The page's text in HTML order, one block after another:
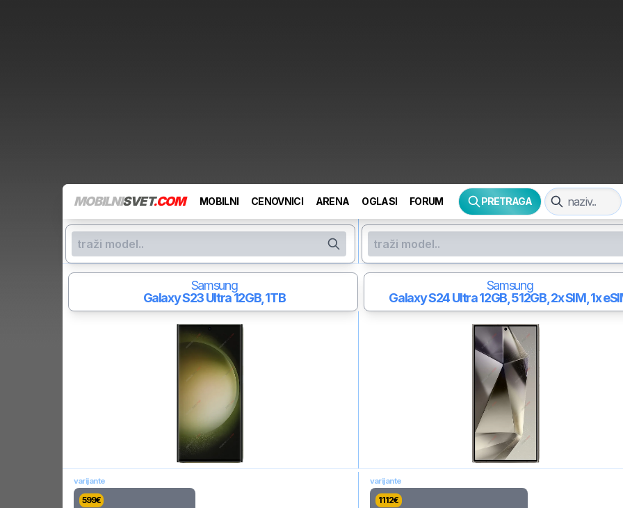
MOBILNISVET.COM MOBILNI CENOVNICI ARENA OGLASI FORUM PRETRAGA
Samsung
Galaxy S23 Ultra12GB, 1TB
Samsung
Galaxy S24 Ultra12GB, 512GB, 2x SIM, 1x
varijante
599€
varijante
1112€